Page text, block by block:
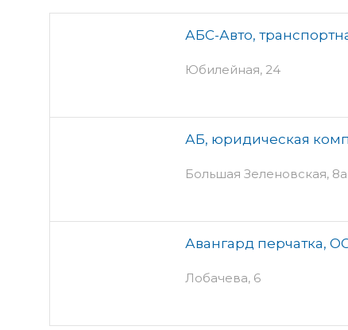
АБС-Авто,
Юбилейная, 24
АБ, юридическая
Большая Зеленовская,
Авангард перчатка,
Лобачева, 6